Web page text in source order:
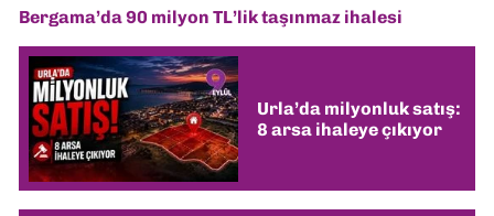
Bergama’da 90 milyon TL’lik taşınmaz ihalesi
Urla’da milyonluk satış:
8 arsa ihaleye çıkıyor